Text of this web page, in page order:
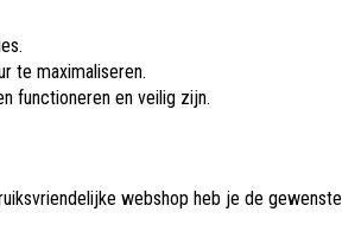
te maximaliseren.
functioneren en veilig zijn.
webshop heb je de gewenste